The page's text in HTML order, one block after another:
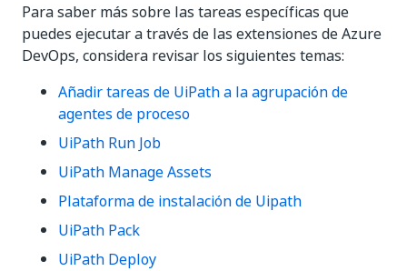
Para saber más sobre las tareas específicas que
puedes ejecutar a través de las extensiones de Azure
DevOps, considera revisar los siguientes temas:
Añadir tareas de UiPath a la agrupación de
agentes de proceso
UiPath Run Job
UiPath Manage Assets
Plataforma de instalación de Uipath
UiPath Pack
UiPath Deploy